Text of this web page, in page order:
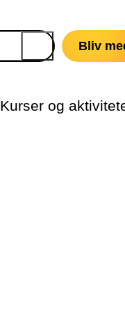
Bliv
Kurser og